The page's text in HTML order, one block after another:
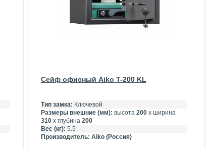
Сейф офисный Aiko T-200 KL
Тип замка: Ключевой
Размеры внешние (мм): высота 200х ширина
310х глубина 200
Вес (кг): 5.5
Производитель: Aiko (Россия)